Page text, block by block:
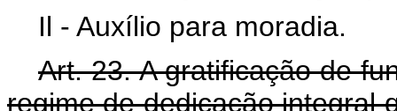
Il - Auxílio para moradia.
Art. 23. A gratificação de
regime de dedicação integral